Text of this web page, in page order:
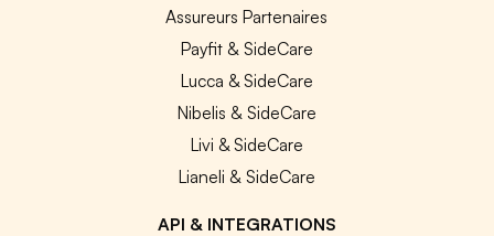
Assureurs Partenaires
Payfit & SideCare
Lucca & SideCare
Nibelis & SideCare
Livi & SideCare
Lianeli & SideCare
API & INTEGRATIONS